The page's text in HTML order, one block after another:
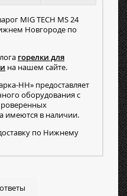
MIG TECH MS 24
Новгороде по
горелки для
на нашем сайте.
НН» предоставляет
оборудования с
имеются в наличии.
по Нижнему